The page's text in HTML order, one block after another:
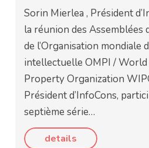
Sorin Mierlea , Président
la réunion des Assemblées
de l’Organisation mondiale
intellectuelle OMPI /
Property Organization
Président d’InfoCons,
septième série…
details